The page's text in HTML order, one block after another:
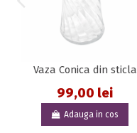
Vaza Conica din sticla
99,00 lei
Adauga in cos